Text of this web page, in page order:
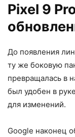
Pixel 9
До появления
ту же боковую
превращалась в
был удобен в
для изменений.
Google наконец